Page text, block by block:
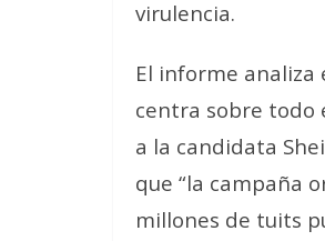
virulencia.
El informe analiza
centra sobre todo
a la candidata
que “la campaña
millones de tuits